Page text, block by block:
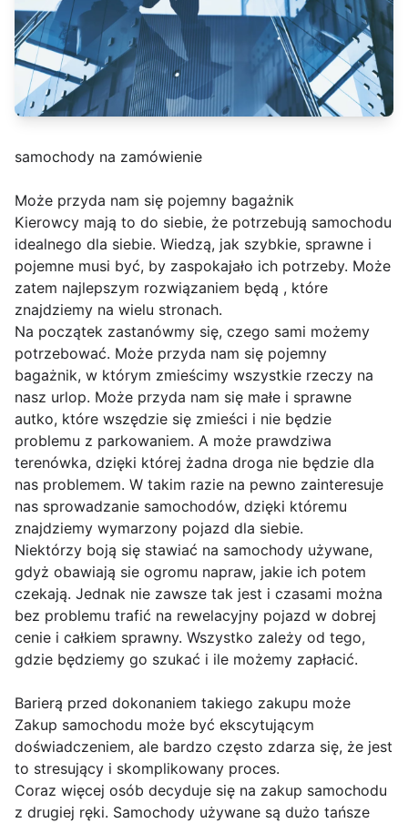
samochody na zamówienie
Może przyda nam się pojemny bagażnik
Kierowcy mają to do siebie, że potrzebują samochodu
idealnego dla siebie. Wiedzą, jak szybkie, sprawne i
pojemne musi być, by zaspokajało ich potrzeby. Może
zatem najlepszym rozwiązaniem będą , które
znajdziemy na wielu stronach.
Na początek zastanówmy się, czego sami możemy
potrzebować. Może przyda nam się pojemny
bagażnik, w którym zmieścimy wszystkie rzeczy na
nasz urlop. Może przyda nam się małe i sprawne
autko, które wszędzie się zmieści i nie będzie
problemu z parkowaniem. A może prawdziwa
terenówka, dzięki której żadna droga nie będzie dla
nas problemem. W takim razie na pewno zainteresuje
nas sprowadzanie samochodów, dzięki któremu
znajdziemy wymarzony pojazd dla siebie.
Niektórzy boją się stawiać na samochody używane,
gdyż obawiają sie ogromu napraw, jakie ich potem
czekają. Jednak nie zawsze tak jest i czasami można
bez problemu trafić na rewelacyjny pojazd w dobrej
cenie i całkiem sprawny. Wszystko zależy od tego,
gdzie będziemy go szukać i ile możemy zapłacić.
Barierą przed dokonaniem takiego zakupu może
Zakup samochodu może być ekscytującym
doświadczeniem, ale bardzo często zdarza się, że jest
to stresujący i skomplikowany proces.
Coraz więcej osób decyduje się na zakup samochodu
z drugiej ręki. Samochody używane są dużo tańsze